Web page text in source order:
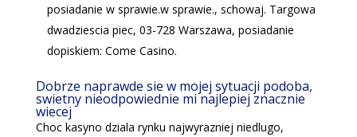
posiadanie w sprawie.w sprawie., schowaj. Targowa
dwadziescia piec, 03-728 Warszawa, posiadanie
dopiskiem: Come Casino.
Dobrze naprawde sie w mojej sytuacji podoba,
swietny nieodpowiednie mi najlepiej znacznie
wiecej
Choc kasyno dziala rynku najwyrazniej niedlugo,